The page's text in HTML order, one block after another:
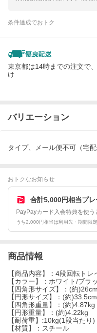
条件達成でおトク
東京都は14時までの注文で
け
バリエーション
タイプ、メール便不可（宅
おトクなお知らせ
合計5,000円相当プレ
PayPayカード入会特典を使う
うち2,000円相当は利用先・期間限
商品情報
【商品内容】：4段回転トレ
【カラー】：ホワイト/ブラ
【四角形サイズ】：(約
【円形サイズ】：(約
【四角形重量】：(約)4.87kg
【円形重量】：(約)4.22kg
【耐荷重】:10kg(1段当たり)
【材質】：スチール